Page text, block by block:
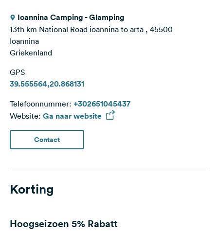
Ioannina Camping - Glamping
13th km National Road ioannina to arta , 45500
Ioannina
Griekenland
GPS
39.555564,20.868131
Telefoonnummer: +302651045437
Website: Ga naar website
Contact
Korting
Hoogseizoen 5% Rabatt